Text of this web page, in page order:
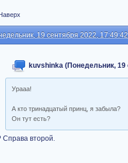
19 сентября 2022, 17:49:42
kuvshinka (Понедельник, 19
Урааа!
А кто тринадцатый принц, я забыла?
Он тут есть?
Справа второй.